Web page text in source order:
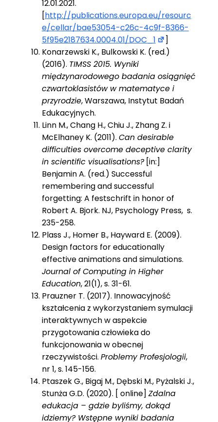
12.01.2021.
[http://publications.europa.eu/resourc
e/cellar/bae53054-c26c-4c9f-8366-
5f95e2187634.0004.01/DOC_1
]
Konarzewski K., Bulkowski K. (red.)
(2016). TIMSS 2015. Wyniki
międzynarodowego badania osiągnięć
czwartoklasistów w matematyce i
przyrodzie, Warszawa, Instytut Badań
Edukacyjnych.
Linn M., Chang H., Chiu J., Zhang Z. i
McElhaney K. (2011). Can desirable
difficulties overcome deceptive clarity
in scientific visualisations?[in:]
Benjamin A. (red.) Successful
remembering and successful
forgetting: A festschrift in honor of
Robert A. Bjork. NJ, Psychology Press, s.
235-258.
Plass J., Homer B., Hayward E. (2009).
Design factors for educationally
effective animations and simulations.
Journal of Computing in Higher
Education, 21(1), s. 31-61.
Prauzner T. (2017). Innowacyjność
kształcenia z wykorzystaniem symulacji
interaktywnych w aspekcie
przygotowania człowieka do
funkcjonowania w obecnej
rzeczywistości. Problemy Profesjologii,
nr 1, s. 145-156.
Ptaszek G., Bigaj M., Dębski M., Pyżalski J.,
Stunża G.D. (2020). [ online] Zdalna
edukacja – gdzie byliśmy, dokąd
idziemy? Wstępne wyniki badania